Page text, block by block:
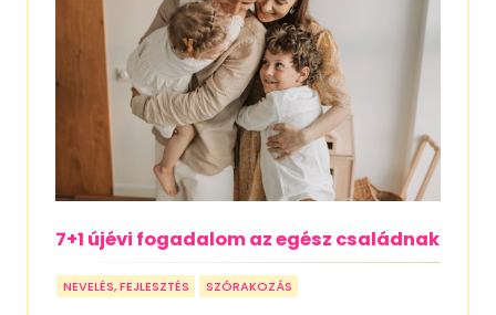
7+1 újévi fogadalom az egész családnak
NEVELÉS, FEJLESZTÉS SZÓRAKOZÁS